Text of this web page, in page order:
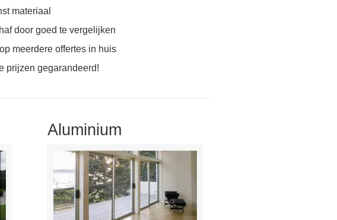
materiaal
door goed te vergelijken
meerdere offertes in huis
prijzen gegarandeerd!
Aluminium